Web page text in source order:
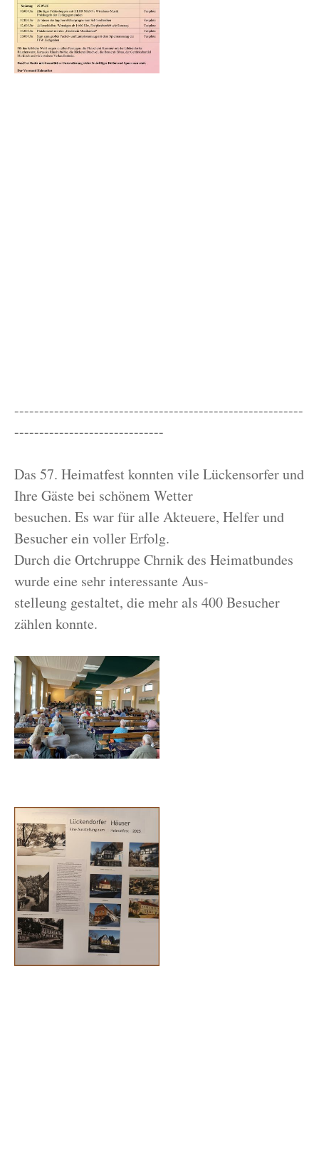
----------------------------------------------------------
------------------------------
Das 57. Heimatfest konnten vile Lückensorfer und
Ihre Gäste bei schönem Wetter
besuchen. Es war für alle Akteuere, Helfer und
Besucher ein voller Erfolg.
Durch die Ortchruppe Chrnik des Heimatbundes
wurde eine sehr interessante Aus-
stelleung gestaltet, die mehr als 400 Besucher
zählen konnte.